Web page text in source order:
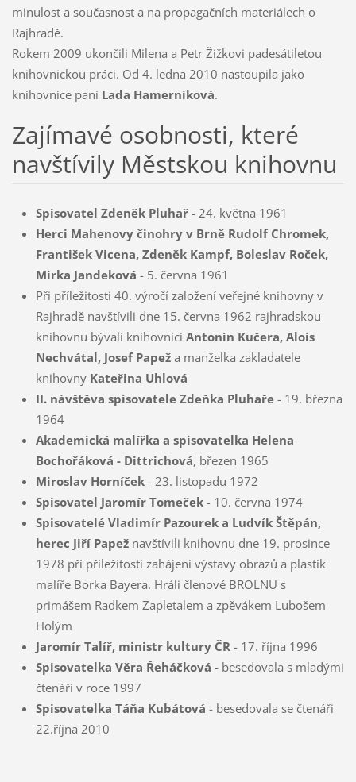
minulost a současnost a na propagačních materiálech o
Rajhradě.
Rokem 2009 ukončili Milena a Petr Žižkovi padesátiletou
knihovnickou práci. Od 4. ledna 2010 nastoupila jako
knihovnice paní Lada Hamerníková.
Zajímavé osobnosti, které
navštívily Městskou knihovnu
Spisovatel Zdeněk Pluhař- 24. května 1961
Herci Mahenovy činohry v Brně Rudolf Chromek,
František Vicena, Zdeněk Kampf, Boleslav Roček,
Mirka Jandeková - 5. června 1961
Při příležitosti 40. výročí založení veřejné knihovny v
Rajhradě navštívili dne 15. června 1962 rajhradskou
knihovnu bývalí knihovníci Antonín Kučera, Alois
Nechvátal, Josef Papeža manželka zakladatele
knihovny Kateřina Uhlová
II. návštěva spisovatele Zdeňka Pluhaře- 19. března
1964
Akademická malířka a spisovatelka Helena
Bochořáková - Dittrichová, březen 1965
Miroslav Horníček- 23. listopadu 1972
Spisovatel Jaromír Tomeček- 10. června 1974
Spisovatelé Vladimír Pazourek a Ludvík Štěpán,
herec Jiří Papežnavštívili knihovnu dne 19. prosince
1978 při příležitosti zahájení výstavy obrazů a plastik
malíře Borka Bayera. Hráli členové BROLNU s
primášem Radkem Zapletalem a zpěvákem Lubošem
Holým
Jaromír Talíř, ministr kultury ČR - 17. října 1996
Spisovatelka Věra Řeháčková - besedovala s mladými
čtenáři v roce 1997
Spisovatelka Táňa Kubátová - besedovala se čtenáři
22.října 2010